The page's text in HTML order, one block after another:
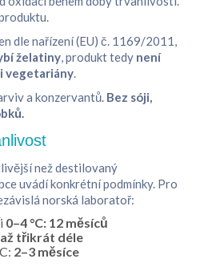
dle nařízení (EU) č. 1169/2011,
želatiny, produkt tedy není
vegetariány.
a konzervantů. Bez sóji,
než destilovaný
uvádí konkrétní podmínky. Pro
norská laboratoř:
0–4 °C: 12 měsíců
třikrát déle
2–3 měsíce